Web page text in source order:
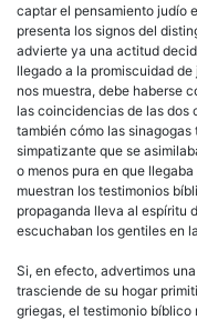
captar el pensamiento judío
presenta los signos del
advierte ya una actitud
llegado a la promiscuidad
nos muestra, debe haberse
las coincidencias de las dos
también cómo las
simpatizante que se
o menos pura en que
muestran los testimonios
propaganda lleva al espíritu
escuchaban los gentiles en
Si, en efecto, advertimos
trasciende de su hogar
griegas, el testimonio bíblico